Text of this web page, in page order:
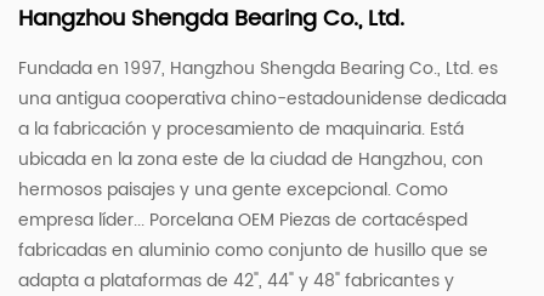
Hangzhou Shengda Bearing Co., Ltd.
Fundada en 1997, Hangzhou Shengda Bearing Co., Ltd. es
una antigua cooperativa chino-estadounidense dedicada
a la fabricación y procesamiento de maquinaria. Está
ubicada en la zona este de la ciudad de Hangzhou, con
hermosos paisajes y una gente excepcional. Como
empresa líder... Porcelana OEM Piezas de cortacésped
fabricadas en aluminio como conjunto de husillo que se
adapta a plataformas de 42", 44" y 48" fabricantesy